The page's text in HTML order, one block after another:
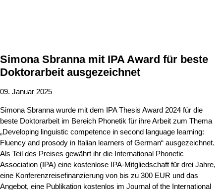
Simona Sbranna mit IPA Award für beste
Doktorarbeit ausgezeichnet
09. Januar 2025
Simona Sbranna wurde mit dem IPA Thesis Award 2024 für die
beste Doktorarbeit im Bereich Phonetik für ihre Arbeit zum Thema
„Developing linguistic competence in second language learning:
Fluency and prosody in Italian learners of German“ ausgezeichnet.
Als Teil des Preises gewährt ihr die International Phonetic
Association (IPA) eine kostenlose IPA-Mitgliedschaft für drei Jahre,
eine Konferenzreisefinanzierung von bis zu 300 EUR und das
Angebot, eine Publikation kostenlos im Journal of the International